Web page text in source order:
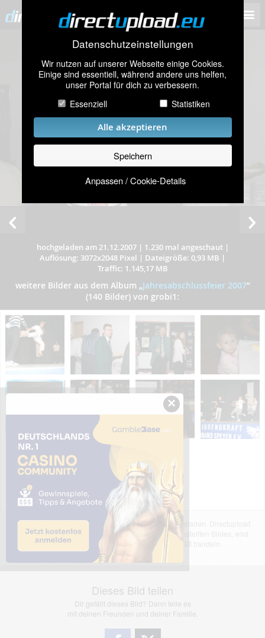
Datenschutzeinstellungen
Wir nutzen auf unserer Webseite einige Cookies.
Einige sind essentiell, während andere uns helfen,
unser Portal für dich zu verbessern.
Essenziell
Statistiken
Alle akzeptieren
Speichern
Anpassen / Cookie-Details
hochgeladen am 21.12.2007| 1.230 mal angeschaut|
Auflösung: 3072x2048 Pixel | Dateigröße: 0,93 MB |
Traffic: 1.145,17 MB
weitere Bilder aus dem Album „Jahresabschlussfeier 2007”
(140 Bilder) von grobi1:
Das dargestellte Bild wurde von einem Nutzer hochgeladen. Directupload
übernimmt keinerlei Haftung für den Inhalt des dargestellten Bildes, wird
jedoch bei Verstößen nach §2(3) unserer AGB handeln.
Dieses Bild teilen
Dir gefällt dieses Bild? Dann teile es
mit deinen Freunden und deiner Familie.
×